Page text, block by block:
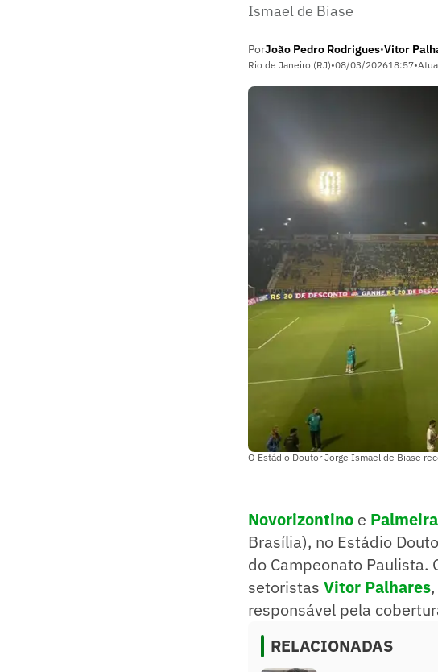
Ismael de Biase
PorJoão Pedro Rodrigues•Vitor
Rio de Janeiro (RJ)•08/03/202618:57•
O Estádio Doutor Jorge Ismael de Biase
Novorizontino e
Brasília), no Estádio
do Campeonato Paulista.
setoristas Vitor Palhares
responsável pela
RELACIONADAS